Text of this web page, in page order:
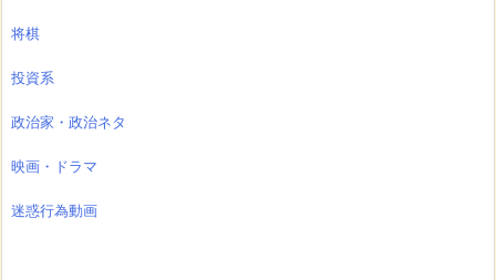
将棋
投資系
政治家・政治ネタ
映画・ドラマ
迷惑行為動画